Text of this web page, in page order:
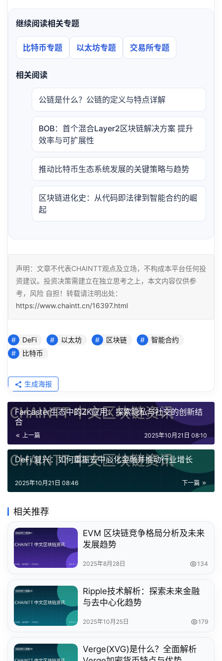
继续阅读相关专题
比特币专题 以太坊专题 交易所专题
相关阅读
公链是什么？公链的定义与特点详解
BOB：首个混合Layer2区块链解决方案 提升
效率与可扩展性
推动比特币生态系统发展的关键策略与趋势
区块链进化史：从代码即法律到智能合约的崛
起
声明：文章不代表CHAINTT观点及立场，不构成本平台任何投
资建议。投资决策需建立在独立思考之上，本文内容仅供参
考，风险 自担！转载请注明出处：
https://www.chaintt.cn/16397.html
DeFi 以太坊 区块链
智能合约
比特币
生成海报
Farcaster生态中的ZK应用：探索隐私与社交的创新结
合
上一篇 2025年10月21日 08:10
DeFi 复兴：如何重振去中心化金融并推动行业增长
下一篇
2025年10月21日 08:46
相关推荐
EVM 区块链竞争格局分析及未来
发展趋势
2025年8月28日 134
Ripple技术解析：探索未来金融
与去中心化趋势
2025年10月25日 179
Verge(XVG)是什么？全面解析